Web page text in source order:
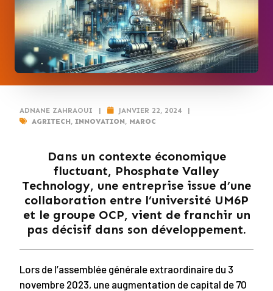
ADNANE ZAHRAOUI | JANVIER 22, 2024
|
AGRITECH INNOVATION MAROC
Dans un contexte économique
fluctuant, Phosphate Valley
Technology, une entreprise issue d’une
collaboration entre l’université UM6P
et le groupe OCP, vient de franchir un
pas décisif dans son développement.
Lors de l’assemblée générale extraordinaire du 3
novembre 2023, une augmentation de capital de 70